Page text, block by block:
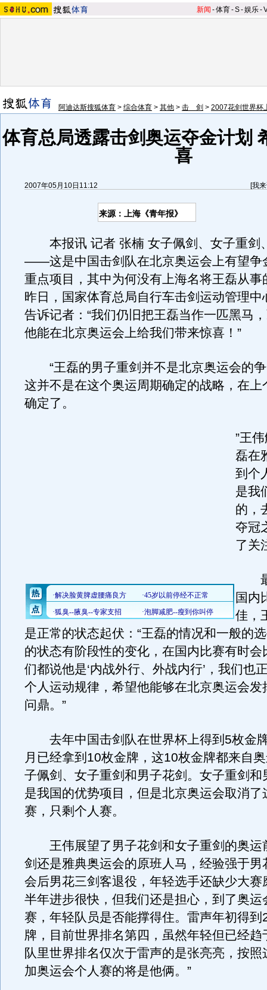
新闻 -体育-S-娱乐-
阿迪达斯搜狐体育 > 综合体育 > 其他 > 击 剑 > 2007花剑世界杯
体育总局透露击剑奥运夺金计划
喜
2007年05月10日11:12 [我
来源：上海《青年报》
本报讯 记者 张楠 女子佩剑、女子重剑
——这是中国击剑队在北京奥运会上有望争
重点项目，其中为何没有上海名将王磊从事
昨日，国家体育总局自行车击剑运动管理中
告诉记者：“我们仍旧把王磊当作一匹黑马
他能在北京奥运会上给我们带来惊喜！”
“王磊的男子重剑并不是北京奥运会的争
这并不是在这个奥运周期确定的战略，在上
确定了。
”王
磊在
到个
是我
的，
夺冠
了关
最
国内
佳，
是正常的状态起伏：“王磊的情况和一般的
的状态有阶段性的变化，在国内比赛有时会
们都说他是‘内战外行、外战内行’，我们也
个人运动规律，希望他能够在北京奥运会发
问鼎。”
去年中国击剑队在世界杯上得到5枚金
月已经拿到10枚金牌，这10枚金牌都来自
子佩剑、女子重剑和男子花剑。女子重剑和
是我国的优势项目，但是北京奥运会取消了
赛，只剩个人赛。
王伟展望了男子花剑和女子重剑的奥运
剑还是雅典奥运会的原班人马，经验强于男
会后男花三剑客退役，年轻选手还缺少大赛
半年进步很快，但我们还是担心，到了奥运
赛，年轻队员是否能撑得住。雷声年初得到
牌，目前世界排名第四，虽然年轻但已经趋
队里世界排名仅次于雷声的是张亮亮，按照
加奥运会个人赛的将是他俩。”